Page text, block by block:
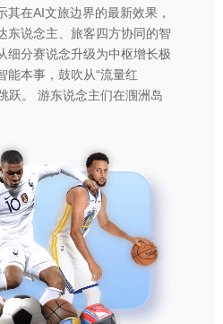
其在AI文旅边界的最新效果，
东说念主、旅客四方协同的智
细分赛说念升级为中枢增长极
能本事，鼓吹从“流量红
跃。 游东说念主们在涠洲岛